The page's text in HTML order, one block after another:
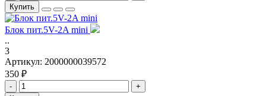
Купить
Блок пит.5V-2A mini
..
3
Артикул: 2000000039572
350 ₽
-
+